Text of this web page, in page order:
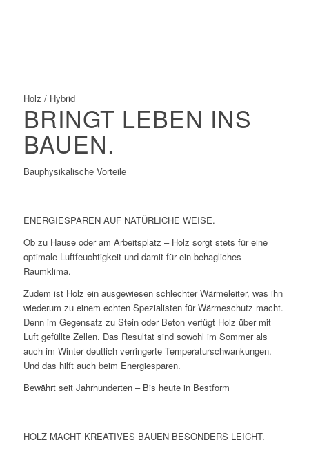
Holz / Hybrid
BRINGT LEBEN INS
BAUEN.
Bauphysikalische Vorteile
ENERGIESPAREN AUF NATÜRLICHE WEISE.
Ob zu Hause oder am Arbeitsplatz – Holz sorgt stets für eine
optimale Luftfeuchtigkeit und damit für ein behagliches
Raumklima.
Zudem ist Holz ein ausgewiesen schlechter Wärmeleiter, was ihn
wiederum zu einem echten Spezialisten für Wärmeschutz macht.
Denn im Gegensatz zu Stein oder Beton verfügt Holz über mit
Luft gefüllte Zellen. Das Resultat sind sowohl im Sommer als
auch im Winter deutlich verringerte Temperaturschwankungen.
Und das hilft auch beim Energiesparen.
Bewährt seit Jahrhunderten – Bis heute in Bestform
HOLZ MACHT KREATIVES BAUEN BESONDERS LEICHT.